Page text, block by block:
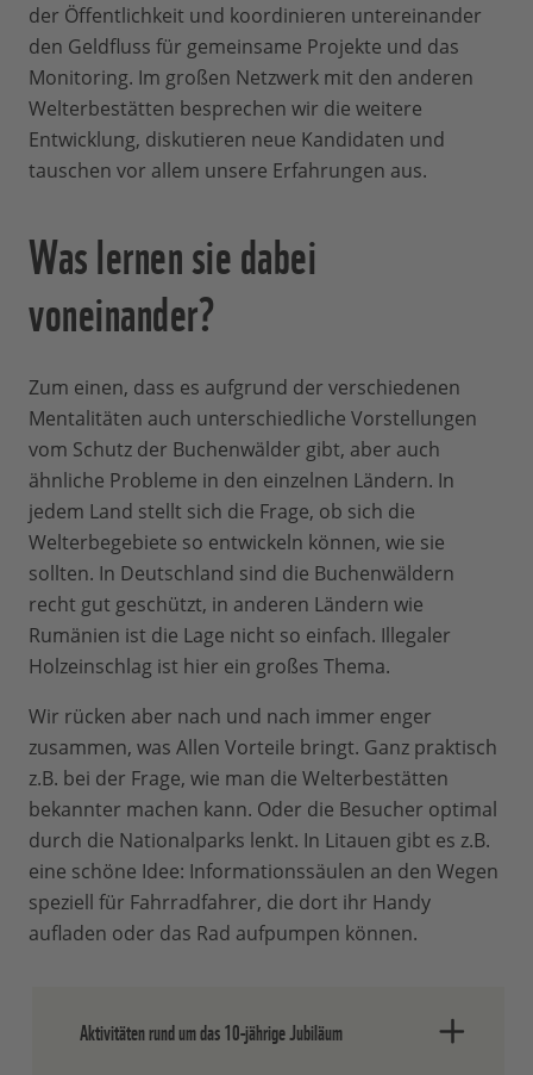
der Öffentlichkeit und koordinieren untereinander
den Geldfluss für gemeinsame Projekte und das
Monitoring. Im großen Netzwerk mit den anderen
Welterbestätten besprechen wir die weitere
Entwicklung, diskutieren neue Kandidaten und
tauschen vor allem unsere Erfahrungen aus.
Was lernen sie dabei
voneinander?
Zum einen, dass es aufgrund der verschiedenen
Mentalitäten auch unterschiedliche Vorstellungen
vom Schutz der Buchenwälder gibt, aber auch
ähnliche Probleme in den einzelnen Ländern. In
jedem Land stellt sich die Frage, ob sich die
Welterbegebiete so entwickeln können, wie sie
sollten. In Deutschland sind die Buchenwäldern
recht gut geschützt, in anderen Ländern wie
Rumänien ist die Lage nicht so einfach. Illegaler
Holzeinschlag ist hier ein großes Thema.
Wir rücken aber nach und nach immer enger
zusammen, was Allen Vorteile bringt. Ganz praktisch
z.B. bei der Frage, wie man die Welterbestätten
bekannter machen kann. Oder die Besucher optimal
durch die Nationalparks lenkt. In Litauen gibt es z.B.
eine schöne Idee: Informationssäulen an den Wegen
speziell für Fahrradfahrer, die dort ihr Handy
aufladen oder das Rad aufpumpen können.
Aktivitäten rund um das 10-jährige Jubiläum